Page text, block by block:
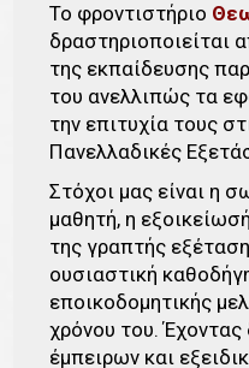
Το φροντιστήριο
δραστηριοποιείται
της εκπαίδευσης
του ανελλιπώς τα
την επιτυχία τους
Πανελλαδικές
Στόχοι μας είναι η
μαθητή, η
της γραπτής
ουσιαστική
εποικοδομητικής
χρόνου του. Έχοντας
έμπειρων και